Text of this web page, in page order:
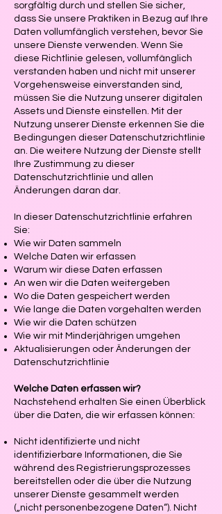
sorgfältig durch und stellen Sie sicher,
dass Sie unsere Praktiken in Bezug auf Ihre
Daten vollumfänglich verstehen, bevor Sie
unsere Dienste verwenden. Wenn Sie
diese Richtlinie gelesen, vollumfänglich
verstanden haben und nicht mit unserer
Vorgehensweise einverstanden sind,
müssen Sie die Nutzung unserer digitalen
Assets und Dienste einstellen. Mit der
Nutzung unserer Dienste erkennen Sie die
Bedingungen dieser Datenschutzrichtlinie
an. Die weitere Nutzung der Dienste stellt
Ihre Zustimmung zu dieser
Datenschutzrichtlinie und allen
Änderungen daran dar.
In dieser Datenschutzrichtlinie erfahren
Sie:
Wie wir Daten sammeln
Welche Daten wir erfassen
Warum wir diese Daten erfassen
An wen wir die Daten weitergeben
Wo die Daten gespeichert werden
Wie lange die Daten vorgehalten werden
Wie wir die Daten schützen
Wie wir mit Minderjährigen umgehen
Aktualisierungen oder Änderungen der
Datenschutzrichtlinie
Welche Daten erfassen wir?
Nachstehend erhalten Sie einen Überblick
über die Daten, die wir erfassen können:
Nicht identifizierte und nicht
identifizierbare Informationen, die Sie
während des Registrierungsprozesses
bereitstellen oder die über die Nutzung
unserer Dienste gesammelt werden
(„nicht personenbezogene Daten“). Nicht